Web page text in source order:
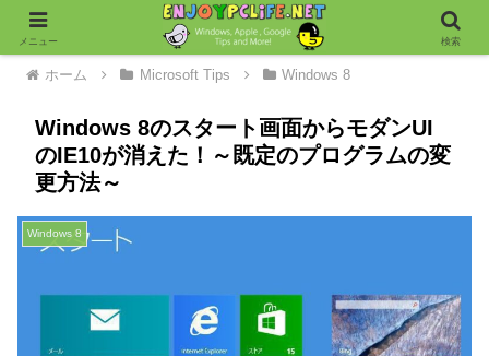
ホーム Microsoft Tips Windows 8
Windows 8のスタート画面からモダンUI
のIE10が消えた！～既定のプログラムの変
更方法～
Windows 8
メニュー 検索